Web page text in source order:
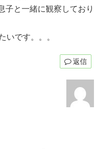
子と一緒に観察しており
いです。。。
返信